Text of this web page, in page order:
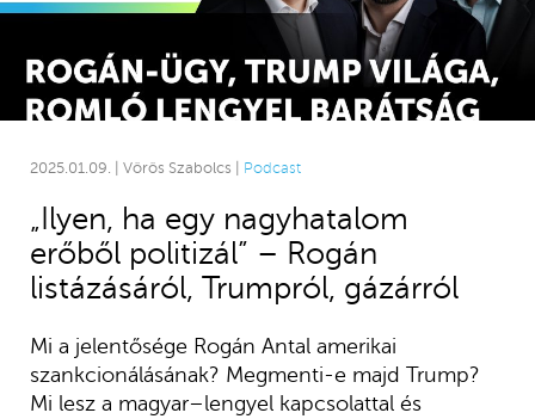
2025.01.09. | Vörös Szabolcs | Podcast
„Ilyen, ha egy nagyhatalom
erőből politizál” – Rogán
listázásáról, Trumpról, gázárról
Mi a jelentősége Rogán Antal amerikai
szankcionálásának? Megmenti-e majd Trump?
Mi lesz a magyar–lengyel kapcsolattal és